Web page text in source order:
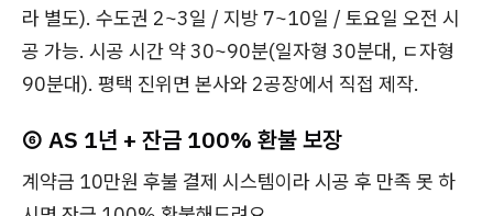
라 별도). 수도권 2~3일 / 지방 7~10일 / 토요일 오전 시
공 가능. 시공 시간 약 30~90분(일자형 30분대, ㄷ자형
90분대). 평택 진위면 본사와 2공장에서 직접 제작.
⑥ AS 1년 + 잔금 100% 환불 보장
계약금 10만원 후불 결제 시스템이라 시공 후 만족 못 하